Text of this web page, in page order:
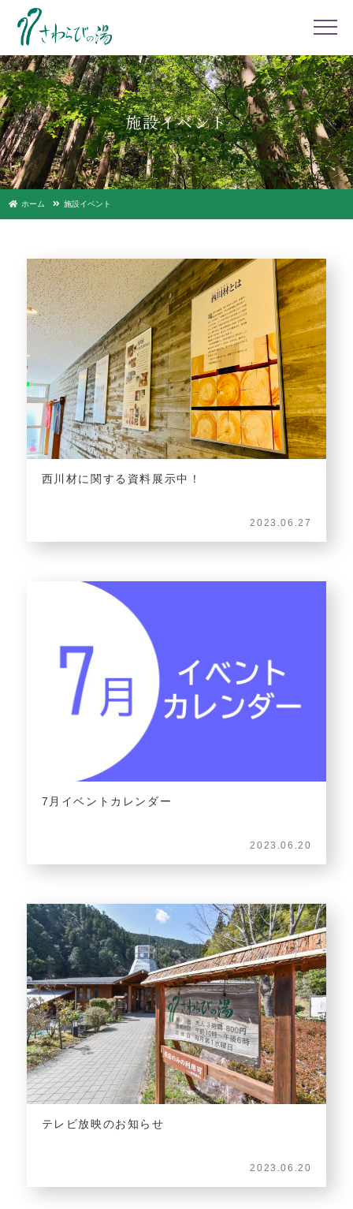
施設イベント
ホーム 施設イベント
西川材に関する資料展示中！
2023.06.27
7月イベントカレンダー
2023.06.20
テレビ放映のお知らせ
2023.06.20